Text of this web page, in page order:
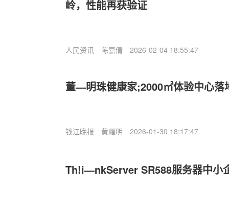
岭，性能再获验证
人民资讯 陈嘉倩 2026-02-04 18:55:47
董—明珠健康家;2000㎡体验中心落
钱江晚报 黄耀明 2026-01-30 18:17:47
Th!i—nkServer SR588服务器中小